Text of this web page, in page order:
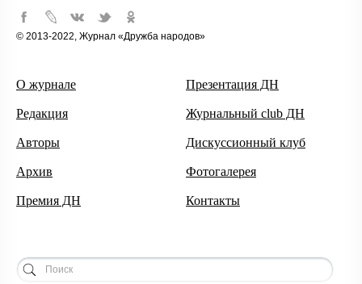
© 2013-2022, Журнал «Дружба народов»
О журнале
Редакция
Авторы
Архив
Премия ДН
Презентация ДН
Журнальный club ДН
Дискуссионный клуб
Фотогалерея
Контакты